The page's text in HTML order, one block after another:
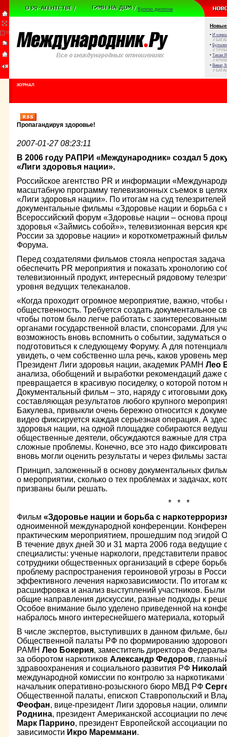
Куплю диплом
Новые
• И
//
•
//
• Тихая
//
• Виват,
//
ЖУРНАЛ
Пропагандируя здоровье!
2007-01-27 08:23:11
В 2006 году РАПРИ «Международник» создал 5
«Лиги здоровья нации».
Российское агентство PR и информации
масштабную программу телевизионных съемок в
«Лиги здоровья нации». По итогам на суд
документальные фильмы «Здоровье нации и борьба с
Всероссийский форум «Здоровье нации – основа
здоровья «Займись собой»», телевизионная версия
России за здоровье нации» и короткометражный
Форума.
Перед создателями фильмов стояла непростая
обеспечить PR мероприятия и показать хронологию
телевизионный продукт, интересный рядовому
уровня ведущих телеканалов.
«Когда проходит огромное мероприятие, важно, чтобы
общественность. Требуется создать документальное
чтобы потом было легче работать с
органами государственной власти, спонсорами. Для
возможность вновь вспомнить о событии, задуматься
подготовиться к следующему Форуму. А для
увидеть, о чем собственно шла речь, каков уровень
Президент Лиги здоровья нации, академик РАМН Лео
анализа, обобщений и выработки рекомендаций даже
превращается в красивую посиделку, о которой потом
Документальный фильм – это, наряду с итоговыми
составляющая результатов любого крупного
Бакулева, привыкли очень бережно относится к
видео фиксируется каждая серьезная операция. А
здоровья нации, на одной площадке собираются
общественные деятели, обсуждаются важные для
сложные проблемы. Конечно, все это надо
вновь могли оценить результаты и через фильмы
Принцип, заложенный в основу документальных
о мероприятии, сколько о тех проблемах и задачах,
призваны были решать.
* * *
Фильм «Здоровье нации и борьба с
одноименной международной конференции.
практическим мероприятием, прошедшим под эгидой
В течение двух дней 30 и 31 марта 2006 года ведущие
специалисты: ученые наркологи, представители
сотрудники общественных организаций в сфере
проблему распространения героиновой угрозы в
эффективного лечения наркозависимости. По итогам
расшифровка и анализ выступлений участников.
общие направления дискуссии, разные подходы к
Особое внимание было уделено приведенной на
набралось много интереснейшего материала,
В числе экспертов, выступивших в данном фильме,
Общественной палаты РФ по формированию
РАМН Лео Бокерия, заместитель директора
за оборотом наркотиков Александр Федоров,
здравоохранения и социального развития РФ
международной комиссии по контролю за наркотиками
начальник оперативно-розыскного бюро МВД РФ
Общественной палаты, епископ Ставропольский и
Феофан, вице-президент Лиги здоровья нации,
Роднина, президент Американской ассоциации по
Марк Паррино, президент Европейской ассоциации
зависимости Икро Мареммани.